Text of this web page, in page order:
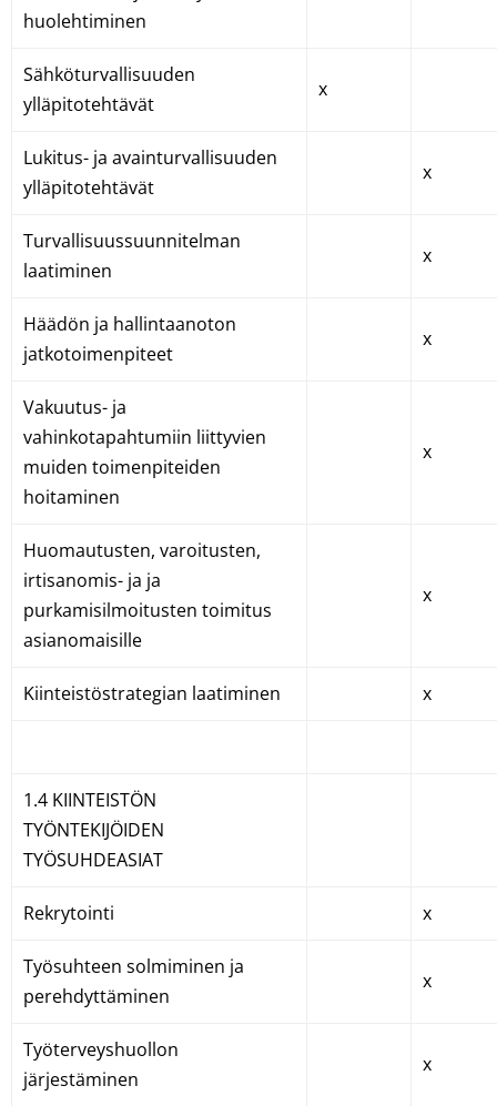
huolehtiminen
Sähköturvallisuuden
ylläpitotehtävät
x
Lukitus- ja avainturvallisuuden
ylläpitotehtävät
x
Turvallisuussuunnitelman
laatiminen
x
Häädön ja hallintaanoton
jatkotoimenpiteet
x
Vakuutus- ja
vahinkotapahtumiin liittyvien
muiden toimenpiteiden
hoitaminen
x
Huomautusten, varoitusten,
irtisanomis- ja ja
purkamisilmoitusten toimitus
asianomaisille
x
Kiinteistöstrategian laatiminen x
1.4 KIINTEISTÖN
TYÖNTEKIJÖIDEN
TYÖSUHDEASIAT
Rekrytointi x
Työsuhteen solmiminen ja
perehdyttäminen
x
Työterveyshuollon
järjestäminen
x